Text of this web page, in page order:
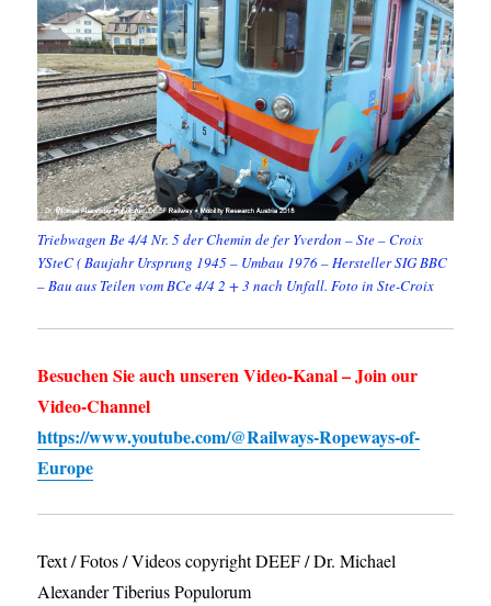
Triebwagen Be 4/4 Nr. 5 der Chemin de fer Yverdon – Ste – Croix
YSteC ( Baujahr Ursprung 1945 – Umbau 1976 – Hersteller SIG BBC
– Bau aus Teilen vom BCe 4/4 2 + 3 nach Unfall. Foto in Ste-Croix
Besuchen Sie auch unseren Video-Kanal – Join our
Video-Channel
https://www.youtube.com/@Railways-Ropeways-of-
Europe
Text / Fotos / Videos copyright DEEF / Dr. Michael
Alexander Tiberius Populorum